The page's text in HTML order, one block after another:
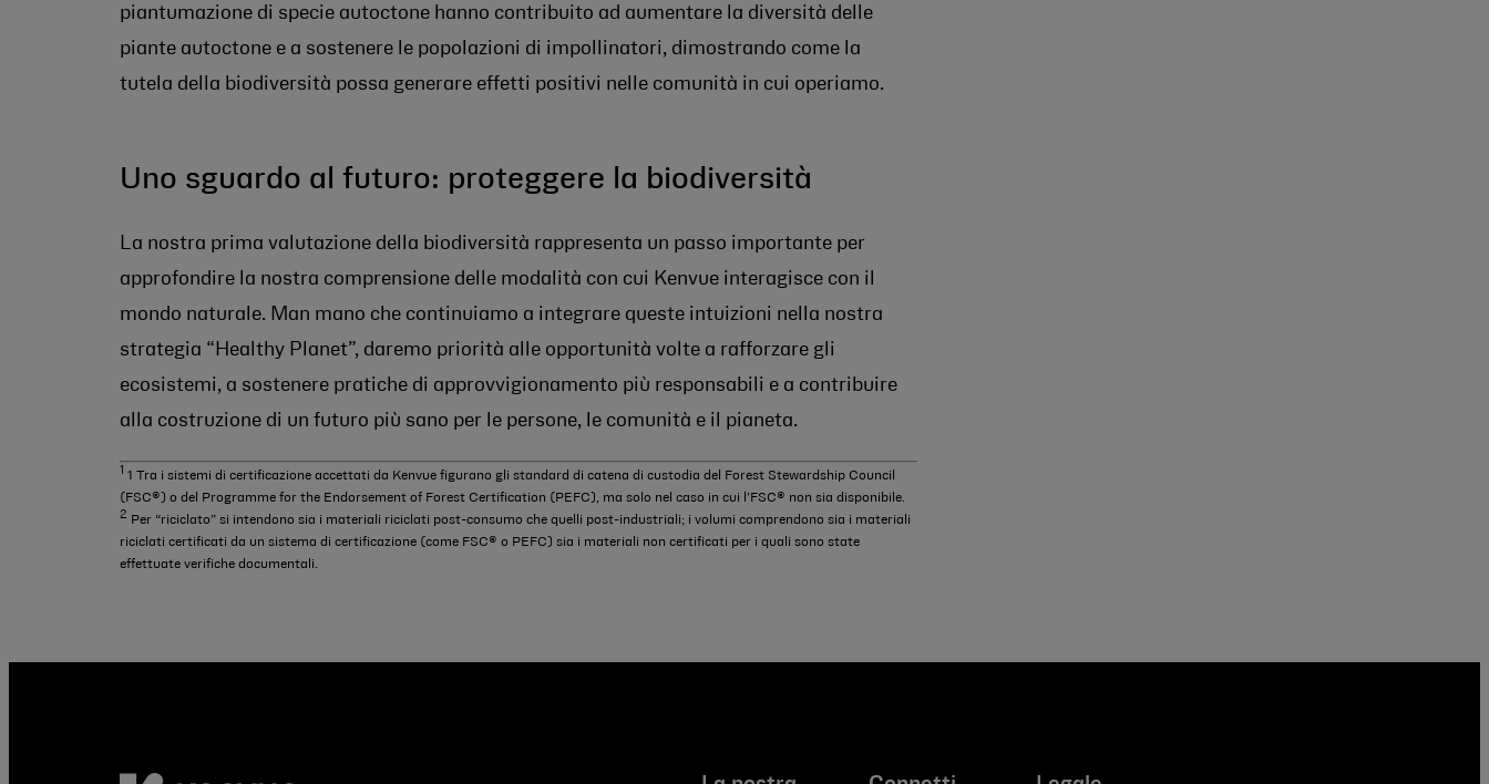
piantumazione di specie autoctone hanno contribuito ad aumentare la diversità delle
piante autoctone e a sostenere le popolazioni di impollinatori, dimostrando come la
tutela della biodiversità possa generare effetti positivi nelle comunità in cui operiamo.
Uno sguardo al futuro: proteggere la biodiversità
La nostra prima valutazione della biodiversità rappresenta un passo importante per
approfondire la nostra comprensione delle modalità con cui Kenvue interagisce con il
mondo naturale. Man mano che continuiamo a integrare queste intuizioni nella nostra
strategia “Healthy Planet”, daremo priorità alle opportunità volte a rafforzare gli
ecosistemi, a sostenere pratiche di approvvigionamento più responsabili e a contribuire
alla costruzione di un futuro più sano per le persone, le comunità e il pianeta.
1 1 Tra i sistemi di certificazione accettati da Kenvue figurano gli standard di catena di custodia del Forest Stewardship Council
(FSC®) o del Programme for the Endorsement of Forest Certification (PEFC), ma solo nel caso in cui l’FSC® non sia disponibile.
2 Per “riciclato” si intendono sia i materiali riciclati post-consumo che quelli post-industriali; i volumi comprendono sia i materiali
riciclati certificati da un sistema di certificazione (come FSC® o PEFC) sia i materiali non certificati per i quali sono state
effettuate verifiche documentali.